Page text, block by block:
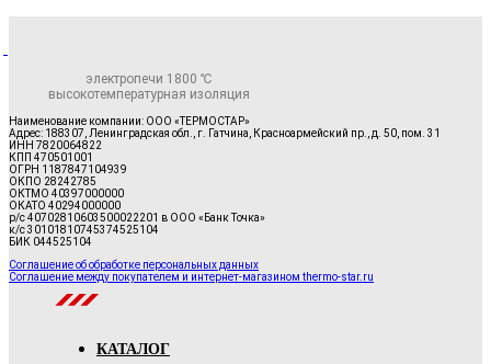
электропечи 1800 ℃
высокотемпературная изоляция
Наименование компании: ООО «ТЕРМОСТАР»
Адрес: 188307, Ленинградская обл., г. Гатчина, Красноармейский пр., д. 50, пом. 31
ИНН 7820064822
КПП 470501001
ОГРН 1187847104939
ОКПО 28242785
ОКТМО 40397000000
ОКАТО 40294000000
р/с 40702810603500022201 в ООО «Банк Точка»
к/с 30101810745374525104
БИК 044525104
Соглашение об обработке персональных данных
Соглашение между покупателем и интернет-магазином thermo-star.ru
КАТАЛОГ